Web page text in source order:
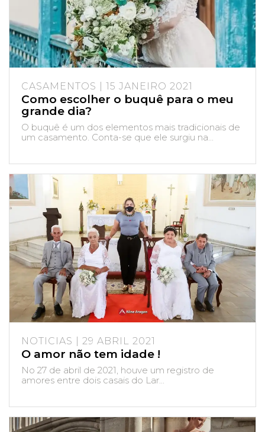
CASAMENTOS | 15 JANEIRO 2021
Como escolher o buquê para o meu
grande dia?
O buquê é um dos elementos mais tradicionais de
um casamento. Conta-se que ele surgiu na...
NOTICIAS | 29 ABRIL 2021
O amor não tem idade !
No 27 de abril de 2021, houve um registro de
amores entre dois casais do Lar...